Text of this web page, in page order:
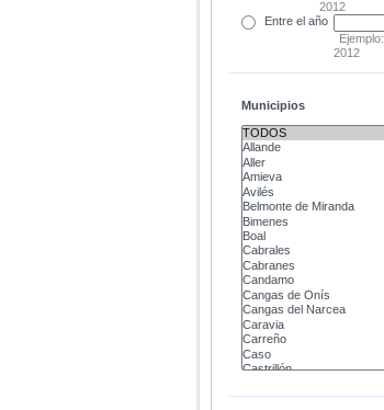
2012
Entre el año
Ejemplo:
2012
Municipios